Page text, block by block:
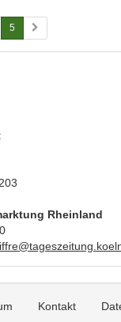
5
Rheinland
Kontakt